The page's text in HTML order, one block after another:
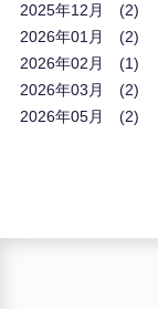
2025年12月
2
2026年01月
2
2026年02月
1
2026年03月
2
2026年05月
2